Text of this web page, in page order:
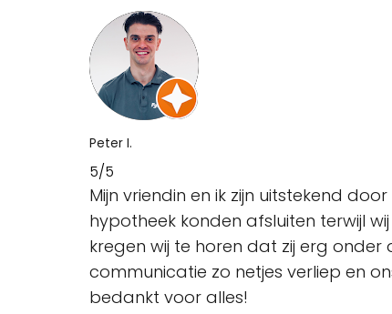
Peter I.
5/5
Mijn vriendin en ik zijn uitstekend
hypotheek konden afsluiten terwijl
kregen wij te horen dat zij erg
communicatie zo netjes verliep en
bedankt voor alles!